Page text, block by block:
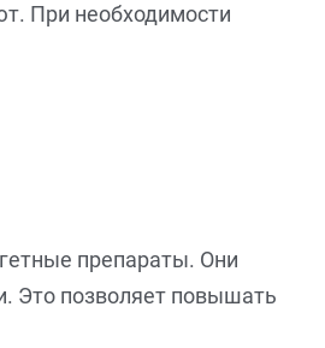
При необходимости
препараты. Они
Это позволяет повышать